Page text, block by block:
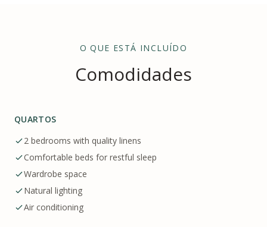
O QUE ESTÁ INCLUÍDO
Comodidades
QUARTOS
2 bedrooms with quality linens
Comfortable beds for restful sleep
Wardrobe space
Natural lighting
Air conditioning